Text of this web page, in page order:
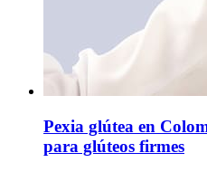
Pexia glútea en
para glúteos firmes